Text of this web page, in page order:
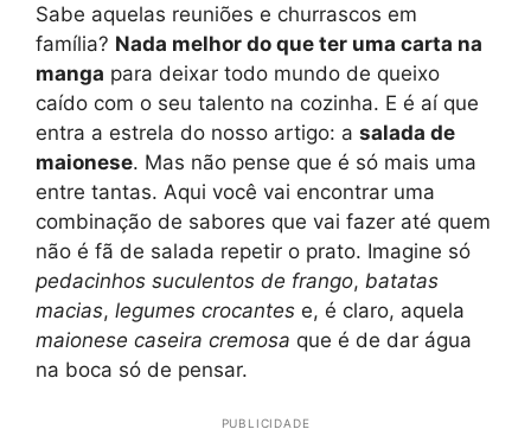
Sabe aquelas reuniões e churrascos em
família? Nada melhor do que ter uma carta na
manga para deixar todo mundo de queixo
caído com o seu talento na cozinha. E é aí que
entra a estrela do nosso artigo: a salada de
maionese. Mas não pense que é só mais uma
entre tantas. Aqui você vai encontrar uma
combinação de sabores que vai fazer até quem
não é fã de salada repetir o prato. Imagine só
pedacinhos suculentos de frango, batatas
macias, legumes crocantes e, é claro, aquela
maionese caseira cremosa que é de dar água
na boca só de pensar.
PUBLICIDADE